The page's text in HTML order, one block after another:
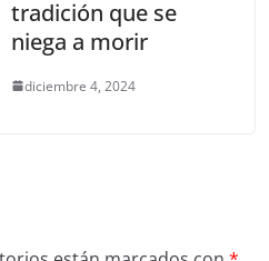
tradición que se
niega a morir
diciembre 4, 2024